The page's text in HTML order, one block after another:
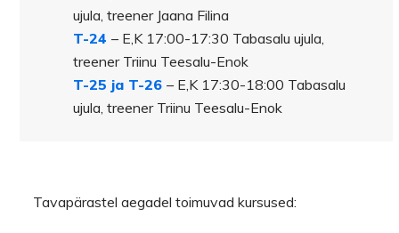
ujula, treener Jaana Filina
T-24– E,K 17:00-17:30 Tabasalu ujula,
treener Triinu Teesalu-Enok
T-25 ja T-26– E,K 17:30-18:00 Tabasalu
ujula, treener Triinu Teesalu-Enok
Tavapärastel aegadel toimuvad kursused: